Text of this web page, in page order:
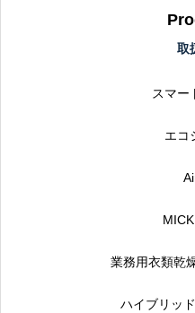
取
スマー
エコ
業務用衣類乾
ハイブリッ